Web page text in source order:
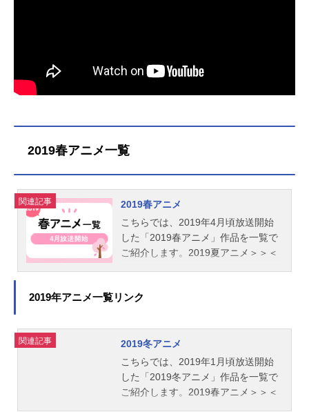
2019春アニメ一覧
関連記事
2019春アニメ
こちらでは、2019年4月頃放送開始
した「2019春アニメ」作品を一覧で
ご紹介します。2019夏アニメ＞＞＜
2019年アニメ一覧リンク
関連記事
2019冬アニメ
こちらでは、2019年1月頃放送開始
した「2019冬アニメ」作品を一覧で
ご紹介します。2019春アニメ＞＞＜